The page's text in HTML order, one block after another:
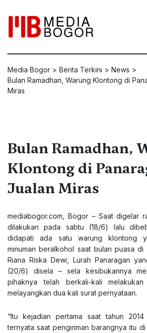
Media Bogor > Berita Terkini > News >
Bulan Ramadhan, Warung Klontong di
Miras
Bulan Ramadhan,
Klontong di
Jualan Miras
mediabogor.com , Bogor – Saat digelar
dilakukan pada sabtu (18/6) lalu
didapati ada satu warung klontong
minuman beralkohol saat bulan puasa di
Riana Riska Dewi, Lurah Panaragan
(20/6) disela – sela kesibukannya
pihaknya telah berkali-kali
melayangkan dua kali surat pernyataan.
“Itu kejadian pertama saat tahun
ternyata saat pengiriman barangnya itu